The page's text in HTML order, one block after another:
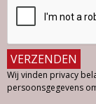
Wij vinden privacy
persoonsgegevens